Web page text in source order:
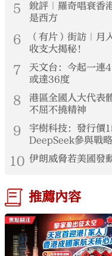
5
銳評｜羅奇唱衰香
是西方
6
（有片）街訪｜月
收支大揭秘！
7
天文台：今起一連
或達36度
8
港區全國人大代表
不屈不撓精神
9
宇樹科技：發行
DeepSeek參與戰
10 伊朗威脅若美國發
推薦內容